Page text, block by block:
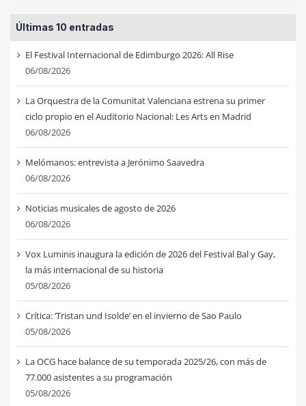
Últimas 10 entradas
El Festival Internacional de Edimburgo 2026: All Rise
06/08/2026
La Orquestra de la Comunitat Valenciana estrena su primer
ciclo propio en el Auditorio Nacional: Les Arts en Madrid
06/08/2026
Melómanos: entrevista a Jerónimo Saavedra
06/08/2026
Noticias musicales de agosto de 2026
06/08/2026
Vox Luminis inaugura la edición de 2026 del Festival Bal y Gay,
la más internacional de su historia
05/08/2026
Crítica: ‘Tristan und Isolde’ en el invierno de Sao Paulo
05/08/2026
La OCG hace balance de su temporada 2025/26, con más de
77.000 asistentes a su programación
05/08/2026